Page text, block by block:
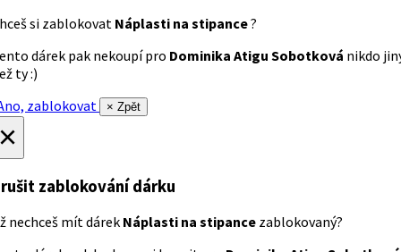
si zablokovat Náplasti na stipance?
dárek pak nekoupí pro Dominika Atigu Sobotková nikdo
ty :)
zablokovat
× Zpět
zablokování dárku
nechceš mít dárek Náplasti na stipance zablokovaný?